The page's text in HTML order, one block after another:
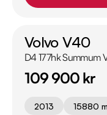
Volvo V40
D4 177hk Summum
109 900 kr
2013 15880